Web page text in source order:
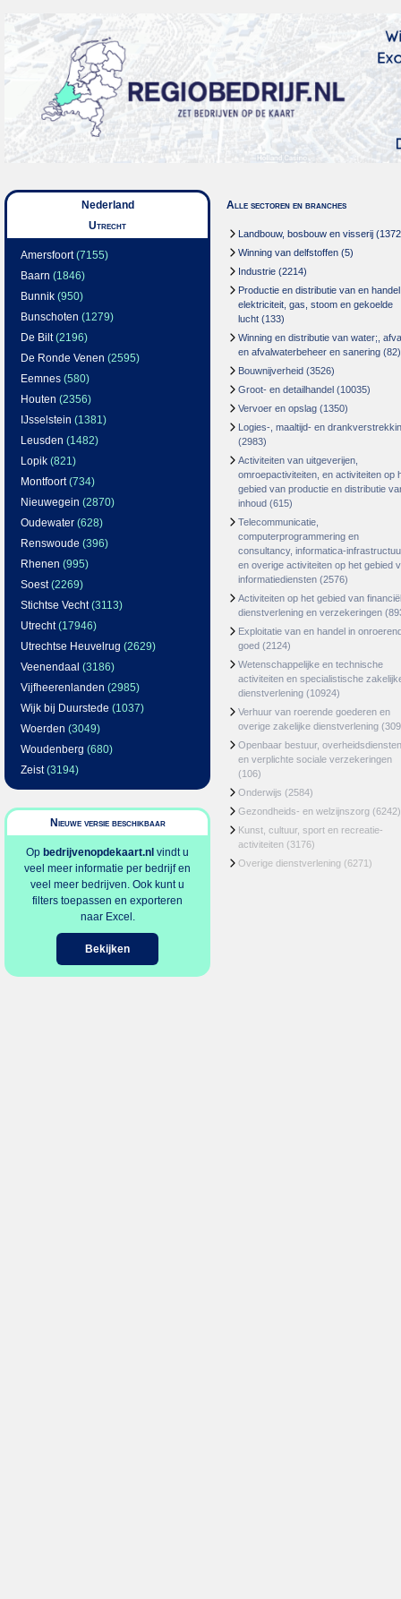
Nederland
Utrecht
Amersfoort(7155)
Baarn (1846)
Bunnik (950)
Bunschoten (1279)
De Bilt(2196)
De Ronde Venen (2595)
Eemnes (580)
Houten (2356)
IJsselstein (1381)
Leusden (1482)
Lopik (821)
Montfoort(734)
Nieuwegein (2870)
Oudewater (628)
Renswoude (396)
Rhenen (995)
Soest(2269)
Stichtse Vecht(3113)
Utrecht(17946)
Utrechtse Heuvelrug (2629)
Veenendaal (3186)
Vijfheerenlanden (2985)
Wijk bij Duurstede (1037)
Woerden (3049)
Woudenberg (680)
Zeist(3194)
Nieuwe versie beschikbaar
Op bedrijvenopdekaart.nl vindt u
veel meer informatie per bedrijf en
veel meer bedrijven. Ook kunt u
filters toepassen en exporteren
naar Excel.
Bekijken
Alle sectoren en branches
Landbouw, bosbouw en visserij
Winning van delfstoffen (5)
Industrie (2214)
Productie en distributie van en
elektriciteit, gas, stoom en gekoelde
lucht (133)
Winning en distributie van water;,
en afvalwaterbeheer en sanering (82)
Bouwnijverheid (3526)
Groot- en detailhandel (10035)
Vervoer en opslag (1350)
Logies-, maaltijd- en
(2983)
Activiteiten van uitgeverijen,
omroepactiviteiten, en activiteiten op
gebied van productie en distributie
inhoud (615)
Telecommunicatie,
computerprogrammering en
consultancy, informatica-
en overige activiteiten op het gebied
informatiediensten (2576)
Activiteiten op het gebied van
dienstverlening en verzekeringen
Exploitatie van en handel in
goed (2124)
Wetenschappelijke en technische
activiteiten en specialistische
dienstverlening (10924)
Verhuur van roerende goederen en
overige zakelijke dienstverlening
Openbaar bestuur, overheidsdiensten
en verplichte sociale verzekeringen
(106)
Onderwijs (2584)
Gezondheids- en welzijnszorg (6242)
Kunst, cultuur, sport en recreatie-
activiteiten (3176)
Overige dienstverlening (6271)